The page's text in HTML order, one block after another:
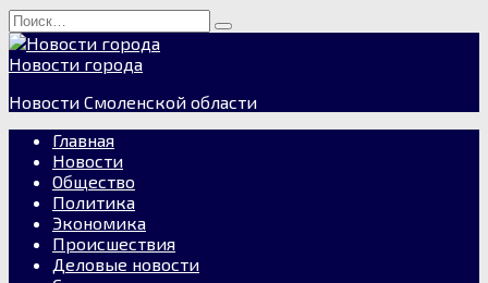
Перейти
к
содержанию
Search
for:
Новости города
Новости Смоленской области
Главная
Новости
Общество
Политика
Экономика
Происшествия
Деловые новости